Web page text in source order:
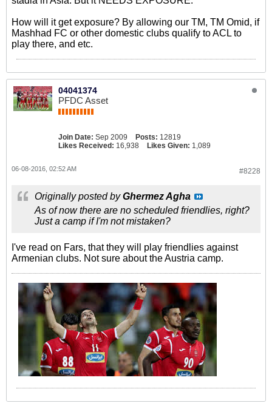
How will it get exposure? By allowing our TM, TM Omid, if
Mashhad FC or other domestic clubs qualify to ACL to
play there, and etc.
04041374
PFDC Asset
Join Date: Sep 2009 Posts: 12819
Likes Received: 16,938 Likes Given: 1,089
#8228
06-08-2016, 02:52 AM
Originally posted byGhermez Agha
As of now there are no scheduled friendlies, right?
Just a camp if I'm not mistaken?
I've read on Fars, that they will play friendlies against
Armenian clubs. Not sure about the Austria camp.